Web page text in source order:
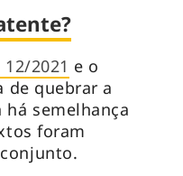
12/2021 e o
de quebrar a
há semelhança
foram